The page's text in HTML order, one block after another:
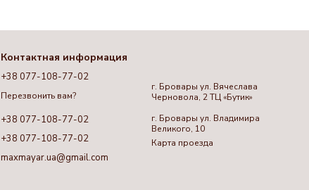
Контактная информация
+38 077-108-77-02
Перезвонить вам?
+38 077-108-77-02
+38 077-108-77-02
maxmayar.ua@gmail.com
г. Бровары ул. Вячеслава
Черновола, 2 ТЦ «Бутик»
г. Бровары ул. Владимира
Великого, 10
Карта проезда